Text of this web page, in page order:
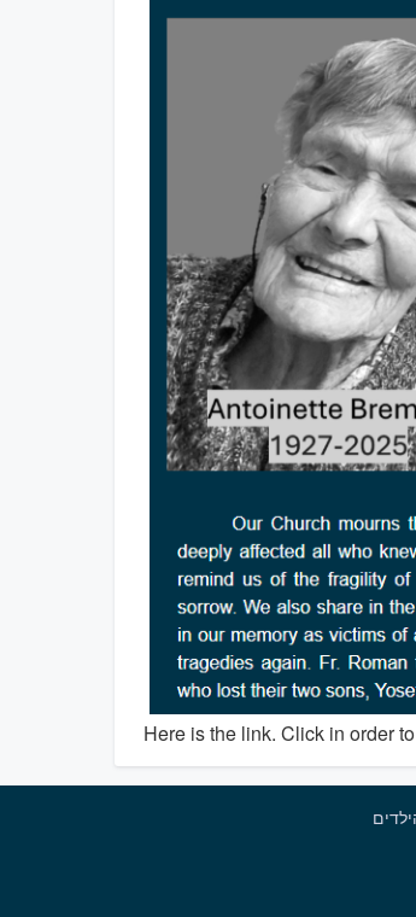
Here is the link. Click in order to